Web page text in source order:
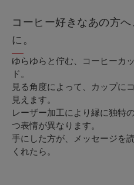
コーヒー好きなあの方
に。
ゆらゆらと佇む、コーヒーカ
ド。
見る角度によって、カップに
見えます。
レーザー加工により縁に独特
つ表情が異なります。
手にした方が、メッセージを
くれたら。